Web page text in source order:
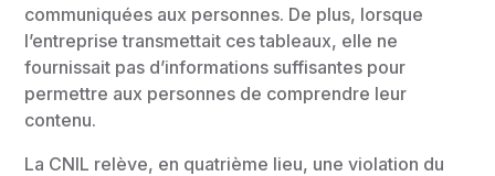
communiquées aux personnes. De plus, lorsque
l’entreprise transmettait ces tableaux, elle ne
fournissait pas d’informations suffisantes pour
permettre aux personnes de comprendre leur
contenu.
La CNIL relève, en quatrième lieu, une violation du